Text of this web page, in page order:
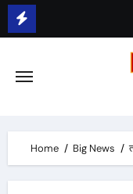
Skip
to
भीम सेना का
Home Big News